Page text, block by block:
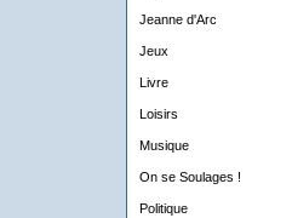
Jeanne d'Arc
Jeux
Livre
Loisirs
Musique
On se Soulages !
Politique